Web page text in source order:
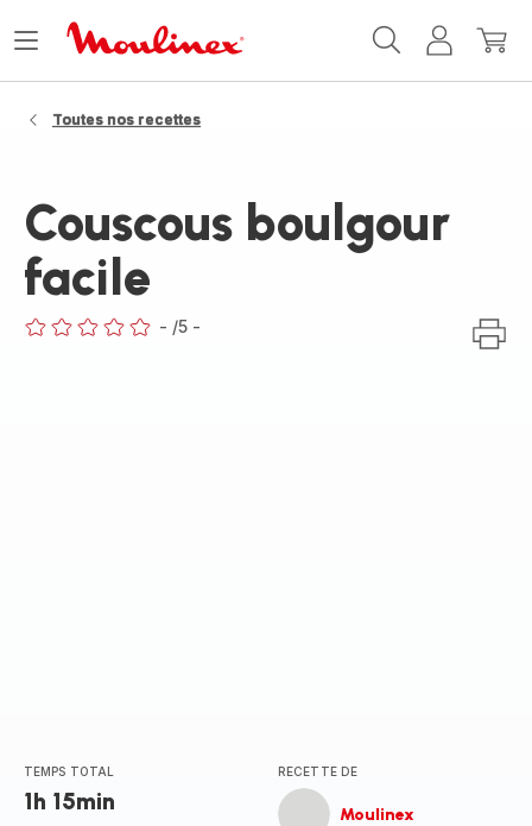
MonMon
Ouvrir
Toutes nos recettes
Couscous boulgour
facile
- /5 -
TEMPS TOTAL
1h 15min
RECETTE DE
Moulinex